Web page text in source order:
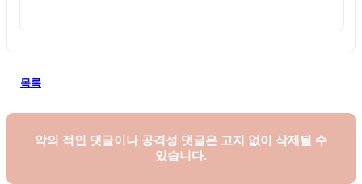
목록
악의 적인 댓글이나 공격성 댓글은 고지 없이 삭제될 수
있습니다.